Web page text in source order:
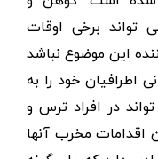
تواند برخی اوقات
این موضوع نباشد
اطرافیان خود را به
در افراد ترس و
اقدامات مخرب آنها